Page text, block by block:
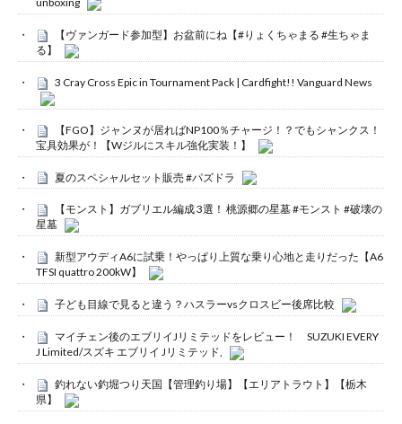
【ヴァンガード参加型】お盆前にね【#りょくちゃまる #生ちゃま
る】
3 Cray Cross Epic in Tournament Pack | Cardfight!! Vanguard News
【FGO】ジャンヌが居ればNP100％チャージ！？でもシャンクス！
宝具効果が！【Wジルにスキル強化実装！】
夏のスペシャルセット販売 #パズドラ
【モンスト】ガブリエル編成 3選！ 桃源郷の星墓 #モンスト #破壊の
星墓
新型アウディA6に試乗！やっぱり上質な乗り心地と走りだった【A6
TFSI quattro 200kW】
子ども目線で見ると違う？ハスラーvsクロスビー後席比較
マイチェン後のエブリイJリミテッドをレビュー！ SUZUKI EVERY
J Limited/スズキ エブリイ Jリミテッド,
釣れない釣堀つり天国【管理釣り場】【エリアトラウト】【栃木
県】